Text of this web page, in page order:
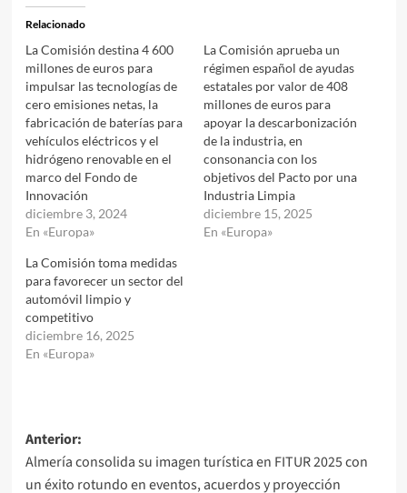
Relacionado
La Comisión destina 4 600
millones de euros para
impulsar las tecnologías de
cero emisiones netas, la
fabricación de baterías para
vehículos eléctricos y el
hidrógeno renovable en el
marco del Fondo de
Innovación
diciembre 3, 2024
En «Europa»
La Comisión aprueba un
régimen español de ayudas
estatales por valor de 408
millones de euros para
apoyar la descarbonización
de la industria, en
consonancia con los
objetivos del Pacto por una
Industria Limpia
diciembre 15, 2025
En «Europa»
La Comisión toma medidas
para favorecer un sector del
automóvil limpio y
competitivo
diciembre 16, 2025
En «Europa»
Navegación
de
Anterior:
Almería consolida su imagen turística en FITUR 2025 con
un éxito rotundo en eventos, acuerdos y proyección